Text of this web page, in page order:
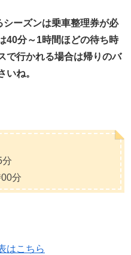
ーズンは乗車整理券が必
40分～1時間ほどの待ち時
で行かれる場合は帰りのバ
いね。
分
分
はこちら